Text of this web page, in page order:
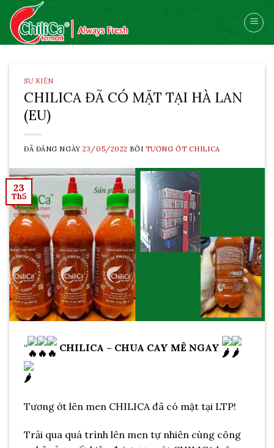
Skip
content
SỰ KIỆN
CHILICA ĐÃ CÓ MẶT TẠI HÀ LAN
(EU)
ĐÃ ĐĂNG NGÀY23/05/2022 BỞI TƯƠNG ỚT CHILICA
23
Th5
“ CHILICA – CHUA CAY MÊ NGAY
Tương ớt lên men CHILICA đã có mặt tại LTP!
Trải qua quá trình lên men tự nhiên cùng công